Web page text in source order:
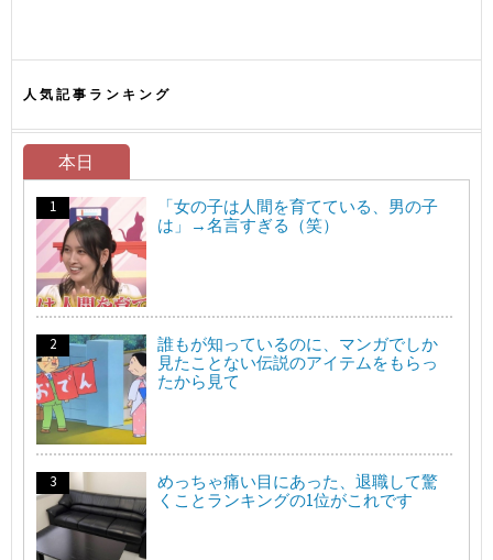
人気記事ランキング
本日
「女の子は人間を育てている、男の子
は」→名言すぎる（笑）
誰もが知っているのに、マンガでしか
見たことない伝説のアイテムをもらっ
たから見て
めっちゃ痛い目にあった、退職して驚
くことランキングの1位がこれです